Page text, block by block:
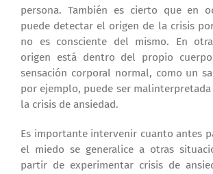
persona. También es cierto que en
puede detectar el origen de la crisis
no es consciente del mismo. En
origen está dentro del propio
sensación corporal normal, como un
por ejemplo, puede ser
la crisis de ansiedad.
Es importante intervenir cuanto antes
el miedo se generalice a otras
partir de experimentar crisis de